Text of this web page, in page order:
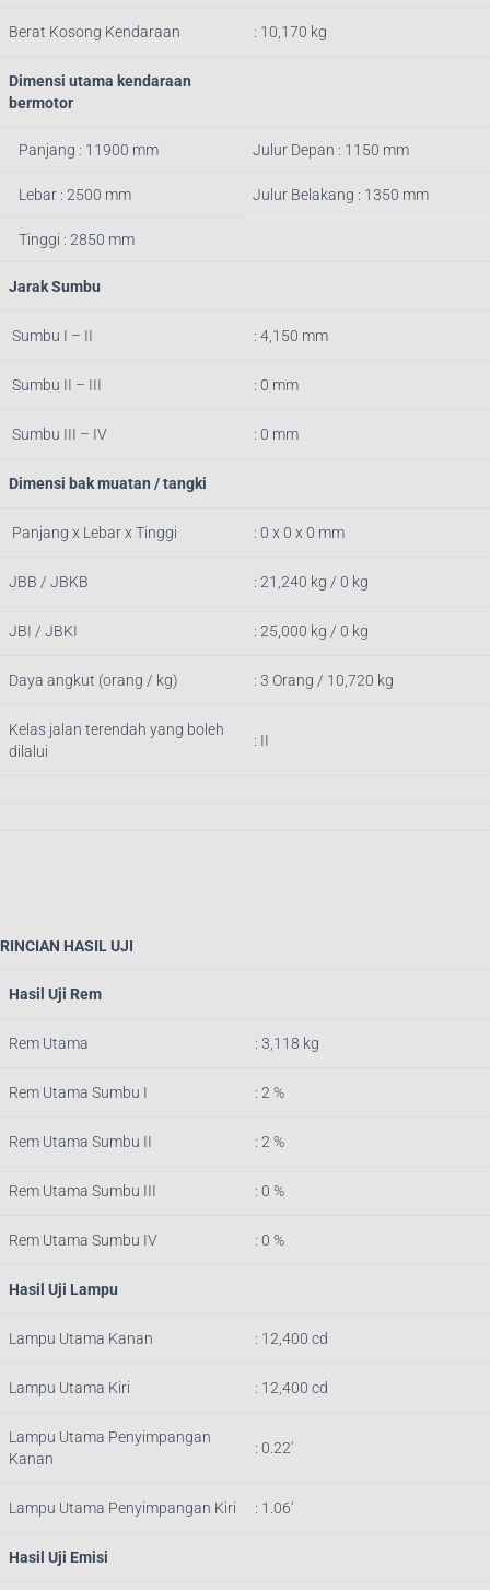
Berat Kosong Kendaraan : 10,170 kg
Dimensi utama kendaraan
bermotor
Panjang : 11900 mm Julur Depan : 1150 mm
Lebar : 2500 mm Julur Belakang : 1350 mm
Tinggi : 2850 mm
Jarak Sumbu
Sumbu I – II : 4,150 mm
Sumbu II – III : 0 mm
Sumbu III – IV : 0 mm
Dimensi bak muatan / tangki
Panjang x Lebar x Tinggi : 0 x 0 x 0 mm
JBB / JBKB : 21,240 kg / 0 kg
JBI / JBKI : 25,000 kg / 0 kg
Daya angkut (orang / kg) : 3 Orang / 10,720 kg
Kelas jalan terendah yang boleh
dilalui
: II
RINCIAN HASIL UJI
Hasil Uji Rem
Rem Utama : 3,118 kg
Rem Utama Sumbu I : 2 %
Rem Utama Sumbu II : 2 %
Rem Utama Sumbu III : 0 %
Rem Utama Sumbu IV : 0 %
Hasil Uji Lampu
Lampu Utama Kanan : 12,400 cd
Lampu Utama Kiri : 12,400 cd
Lampu Utama Penyimpangan
Kanan
: 0.22′
Lampu Utama Penyimpangan Kiri : 1.06′
Hasil Uji Emisi